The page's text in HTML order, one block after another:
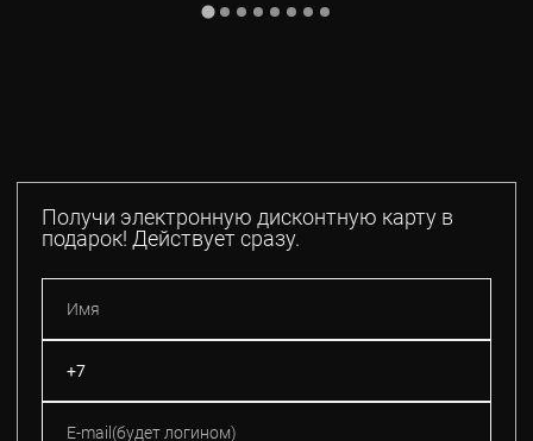
Получи электронную дисконтную карту в
подарок! Действует сразу.